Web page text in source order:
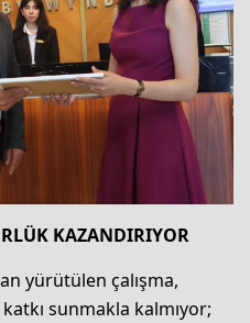
KAZANDIRIYOR
yürütülen çalışma,
sunmakla kalmıyor;